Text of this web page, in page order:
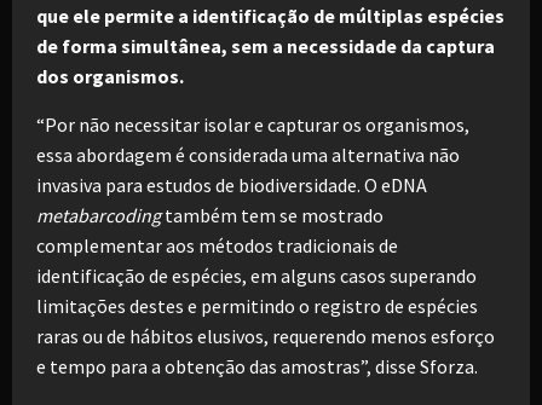
que ele permite a identificação de múltiplas espécies
de forma simultânea, sem a necessidade da captura
dos organismos.
“Por não necessitar isolar e capturar os organismos,
essa abordagem é considerada uma alternativa não
invasiva para estudos de biodiversidade. O eDNA
metabarcodingtambém tem se mostrado
complementar aos métodos tradicionais de
identificação de espécies, em alguns casos superando
limitações destes e permitindo o registro de espécies
raras ou de hábitos elusivos, requerendo menos esforço
e tempo para a obtenção das amostras”, disse Sforza.